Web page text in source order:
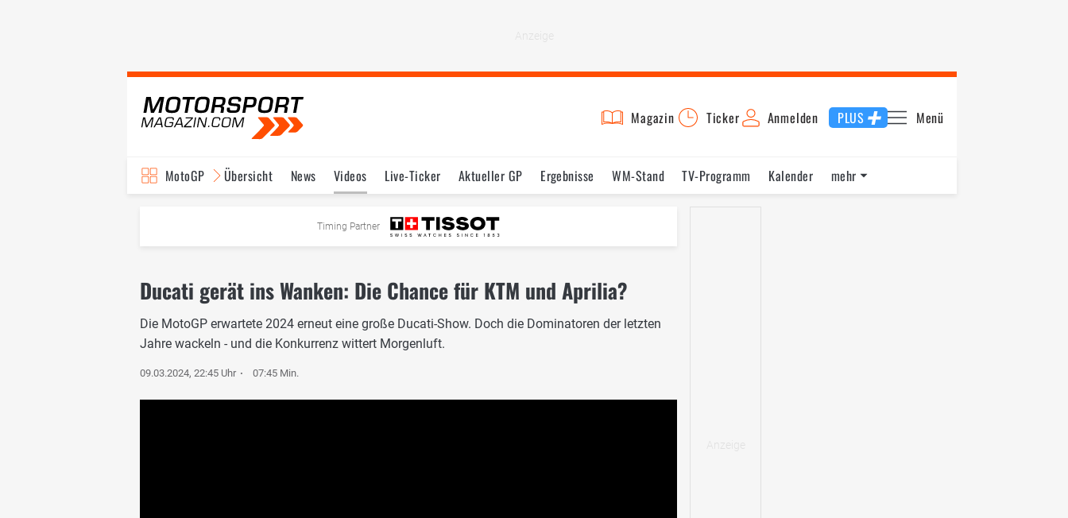
Magazin Ticker Anmelden PLUS Menü
MotoGP Übersicht News Videos Live-Ticker Aktueller GP Ergebnisse WM-Stand TV-Programm
Kalender
Testfahrten Reglement
mehr
Timing Partner
Ducati gerät ins Wanken: Die Chance für KTM und Aprilia?
Die MotoGP erwartete 2024 erneut eine große Ducati-Show. Doch die Dominatoren der letzten
Jahre wackeln - und die Konkurrenz wittert Morgenluft.
09.03.2024, 22:45 Uhr 07:45 Min.